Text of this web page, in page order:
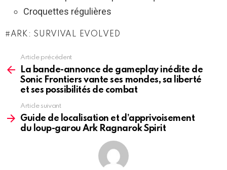
Croquettes régulières
ARK: SURVIVAL EVOLVED
more
Article précédent
La bande-annonce de gameplay inédite de
Sonic Frontiers vante ses mondes, sa liberté
et ses possibilités de combat
Article suivant
Guide de localisation et d’apprivoisement
du loup-garou Ark Ragnarok Spirit